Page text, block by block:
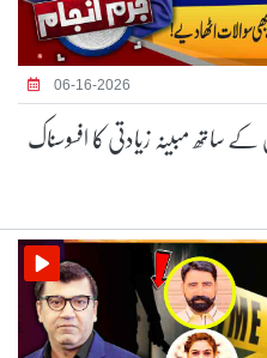
06-16-2026
ساتھ مبینہ زیادتی کا افسوسناک